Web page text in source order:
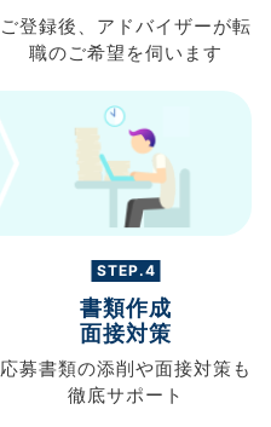
ご登録後、 アドバイザーが転
職のご希望を伺います
STEP.4
書類作成
面接対策
応募書類の添削や面接対策も
徹底サポート